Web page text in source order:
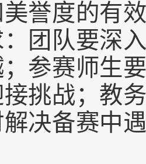
誉度的有
团队要深
参赛师生
挑战；教
决备赛中